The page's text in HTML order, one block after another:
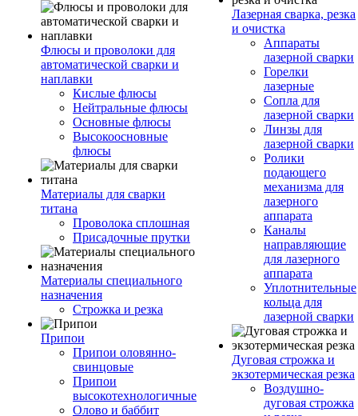
Флюсы и проволоки для
автоматической сварки и
наплавки
Кислые флюсы
Нейтральные флюсы
Основные флюсы
Высокоосновные
флюсы
Материалы для сварки
титана
Проволока сплошная
Присадочные прутки
Материалы специального
назначения
Строжка и резка
Припои
Припои оловянно-
свинцовые
Припои
высокотехнологичные
Олово и баббит
Лазерная сварка, резка
и очистка
Аппараты
лазерной сварки
Горелки
лазерные
Сопла для
лазерной сварки
Линзы для
лазерной сварки
Ролики
подающего
механизма для
лазерного
аппарата
Каналы
направляющие
для лазерного
аппарата
Уплотнительные
кольца для
лазерной сварки
Дуговая строжка и
экзотермическая резка
Воздушно-
дуговая строжка